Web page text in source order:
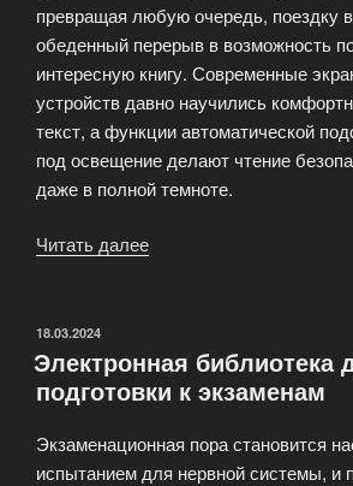
превращая любую очередь, поездку
обеденный перерыв в возможность
интересную книгу. Современные
устройств давно научились
текст, а функции автоматической
под освещение делают чтение
даже в полной темноте.
Читать далее
читать
с
планшета
или
ОПУБЛИКОВАНО
18.03.2024
Электронная библиотека
подготовки к экзаменам
Экзаменационная пора становится
испытанием для нервной системы, и